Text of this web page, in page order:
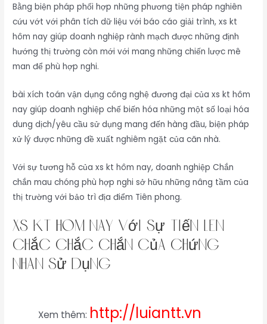
Bằng biện pháp phối hợp những phương tiện pháp nghiên
cứu vớt với phân tích dữ liệu với báo cáo giải trình, xs kt
hôm nay giúp doanh nghiệp rành mạch được những định
hướng thị trường còn mới với mang những chiến lược mê
man để phù hợp nghi.
bài xích toán vận dụng công nghệ đương đại của xs kt hôm
nay giúp doanh nghiệp chế biến hóa những một số loại hóa
dung dịch/yêu cầu sử dụng mang đến hàng đầu, biện pháp
xử lý được những đề xuất nghiêm ngặt của căn nhà.
Với sự tương hỗ của xs kt hôm nay, doanh nghiệp Chắn
chắn mau chóng phù hợp nghi sở hữu những nâng tầm của
thị trường với bảo trì địa điểm Tiên phong.
xs kt hôm nay với sự tiến lên
chắc chắc chắn của chứng
nhân sử dụng
Xem thêm: http://luiantt.vn